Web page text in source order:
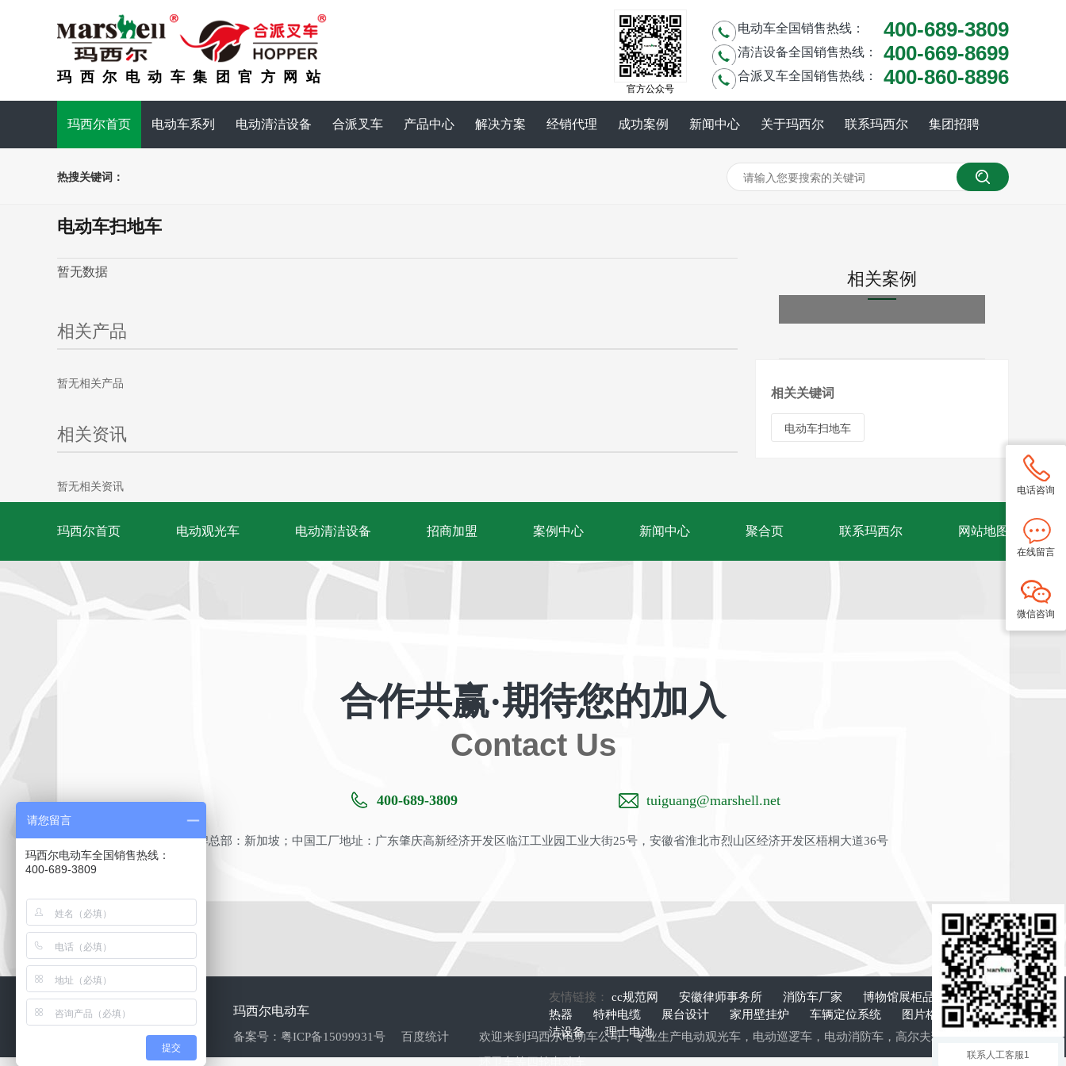
玛西尔电动车集团官方网站
电动车全国销售热线： 400-689-3809
清洁设备全国销售热线： 400-669-8699
合派叉车全国销售热线： 400-860-8896
官方公众号
玛西尔首页 电动车系列 电动清洁设备 合派叉车 产品中心 解决方案 经销代理 成功案例 新闻中心 关于玛西尔 联系玛西尔 集团招聘
热搜关键词：
电动车扫地车
暂无数据
相关产品
暂无相关产品
相关资讯
暂无相关资讯
相关案例
相关关键词
电动车扫地车
玛西尔首页 电动观光车 电动清洁设备 招商加盟 案例中心 新闻中心 聚合页 联系玛西尔 网站地图
合作共赢·期待您的加入
Contact Us
400-689-3809 tuiguang@marshell.net
品牌总部：新加坡；中国工厂地址：广东肇庆高新经济开发区临江工业园工业大街25号，安徽省淮北市烈山区经济开发区梧桐大道36号
玛西尔电动车
备案号： 粤ICP备15099931号 百度统计 欢迎来到玛西尔电动车公司，专业生产电动观光车 ， 电动巡逻车 ， 电动消防车 ， 高尔夫球车
友情链接： cc规范网 安徽律师事务所 消防车厂家 博物馆展柜品牌
板式换
热器
特种电缆 展台设计 家用壁挂炉 车辆定位系统 图片格式转换
清
洁设备
理士电池
电话咨询
在线留言
微信咨询
联系人工客服1
请您留言
玛西尔电动车全国销售热线：
400-689-3809
提交